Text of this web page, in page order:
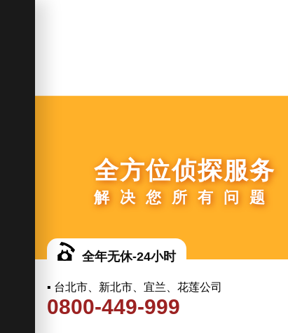
全方位侦探服务
解决您所有问题
全年无休-24小时
▪ 台北市、新北市、宜兰、花莲公司
0800-449-999